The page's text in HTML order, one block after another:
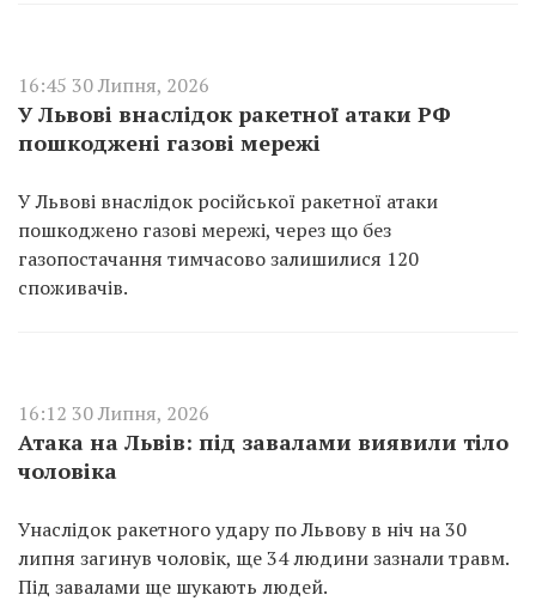
16:45 30 Липня, 2026
У Львові внаслідок ракетної атаки РФ
пошкоджені газові мережі
У Львові внаслідок російської ракетної атаки
пошкоджено газові мережі, через що без
газопостачання тимчасово залишилися 120
споживачів.
16:12 30 Липня, 2026
Атака на Львів: під завалами виявили тіло
чоловіка
Унаслідок ракетного удару по Львову в ніч на 30
липня загинув чоловік, ще 34 людини зазнали травм.
Під завалами ще шукають людей.